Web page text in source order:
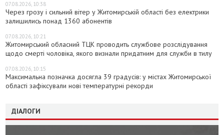
07.08.2026, 10:38
Через грозу і сильний вітер у Житомирській області без електрики
залишились понад 1360 абонентів
07.08.2026, 10:21
Житомирський обласний ТЦК проводить службове розслідування
щодо смерті чоловіка, якого визнали придатним для служби в тилу
07.08.2026, 10:15
Максимальна позначка досягла 39 градусів: у містах Житомирської
області зафіксували нові температурні рекорди
ДІАЛОГИ